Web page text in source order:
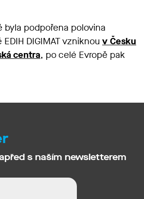
byla podpořena polovina
DIGIMAT vzniknou v Česku
centra, po celé Evropě pak
s naším newsletterem